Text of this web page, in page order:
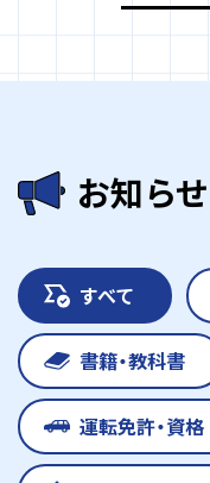
お知らせ
すべて
書籍・教科書
運転免許・資格